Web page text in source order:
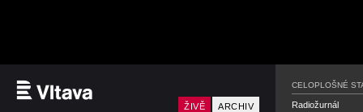
Český rozhlas Vltava
ARCHIV
ŽIVĚ
CELOPLOŠNÉ
Radiožurnál